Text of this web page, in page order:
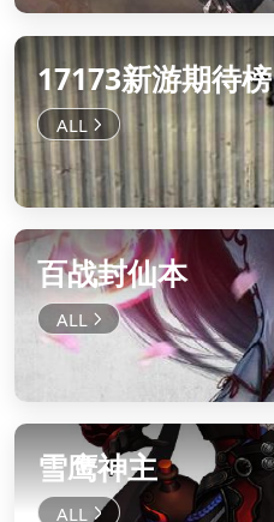
17173新游期待榜
百战封仙本
雪鹰神主